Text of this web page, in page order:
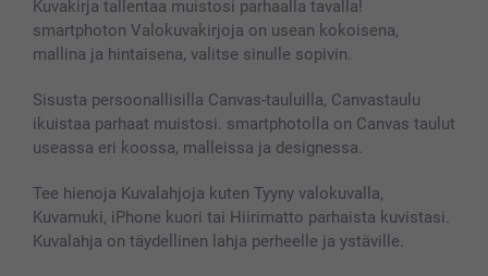
Kännykkä & Tabletti
MyNameBook
Valokuvakehykset & Lisätarvikkeet
Lahjakortti
Kaikki kuvatuotteet
Sivukartta
Ehdot/takuut
smartbonus
Hinnat & maksutavat
Kuvakirja tallentaa muistosi parhaalla tavalla!
smartphoton Valokuvakirjoja on usean kokoisena,
mallina ja hintaisena, valitse sinulle sopivin.
Sisusta persoonallisilla Canvas-tauluilla, Canvastaulu
ikuistaa parhaat muistosi. smartphotolla on Canvas taulut
useassa eri koossa, malleissa ja designessa.
Tee hienoja Kuvalahjoja kuten Tyyny valokuvalla,
Kuvamuki, iPhone kuori tai Hiirimatto parhaista kuvistasi.
Kuvalahja on täydellinen lahja perheelle ja ystäville.